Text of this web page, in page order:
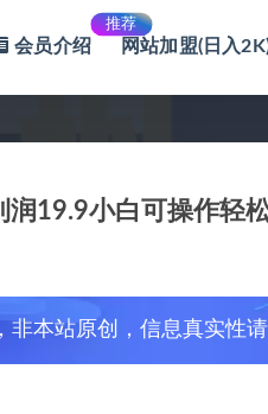
会员介绍
推荐
网站加盟(日
19.9小白可操作轻
非本站原创，信息真实性